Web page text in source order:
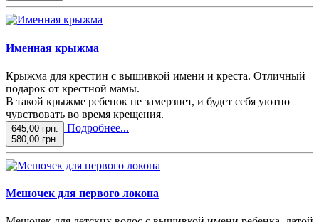
Именная крыжма
Крыжма для крестин с вышивкой имени и креста. Отличный
подарок от крестной мамы.
В такой крыжме ребенок не замерзнет, и будет себя уютно
чувствовать во время крещения.
645,00 грн.
580,00 грн.
Подробнее...
Мешочек для первого локона